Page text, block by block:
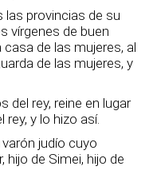
las provincias de su
vírgenes de buen
casa de las mujeres, al
de las mujeres, y
del rey, reine en lugar
y lo hizo así.
judío cuyo
hijo de Simei, hijo de